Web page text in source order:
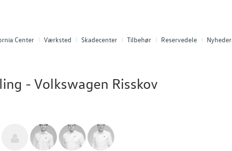
Center Værksted Skadecenter Tilbehør Reservedele Nyheder
- Volkswagen Risskov